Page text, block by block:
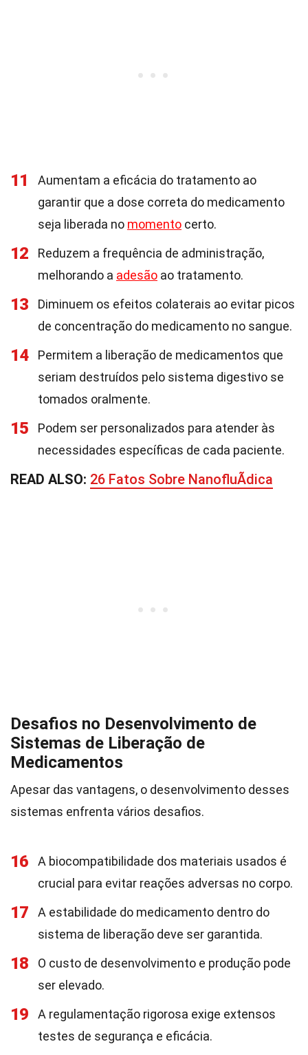
11
Aumentam a eficácia do tratamento ao
garantir que a dose correta do medicamento
seja liberada no momento certo.
12
Reduzem a frequência de administração,
melhorando a adesão ao tratamento.
13
Diminuem os efeitos colaterais ao evitar picos
de concentração do medicamento no sangue.
14
Permitem a liberação de medicamentos que
seriam destruídos pelo sistema digestivo se
tomados oralmente.
15
Podem ser personalizados para atender às
necessidades específicas de cada paciente.
READ ALSO: 26 Fatos Sobre NanofluÃ­dica
Desafios no Desenvolvimento de
Sistemas de Liberação de
Medicamentos
Apesar das vantagens, o desenvolvimento desses
sistemas enfrenta vários desafios.
16
A biocompatibilidade dos materiais usados é
crucial para evitar reações adversas no corpo.
17
A estabilidade do medicamento dentro do
sistema de liberação deve ser garantida.
18
O custo de desenvolvimento e produção pode
ser elevado.
19
A regulamentação rigorosa exige extensos
testes de segurança e eficácia.